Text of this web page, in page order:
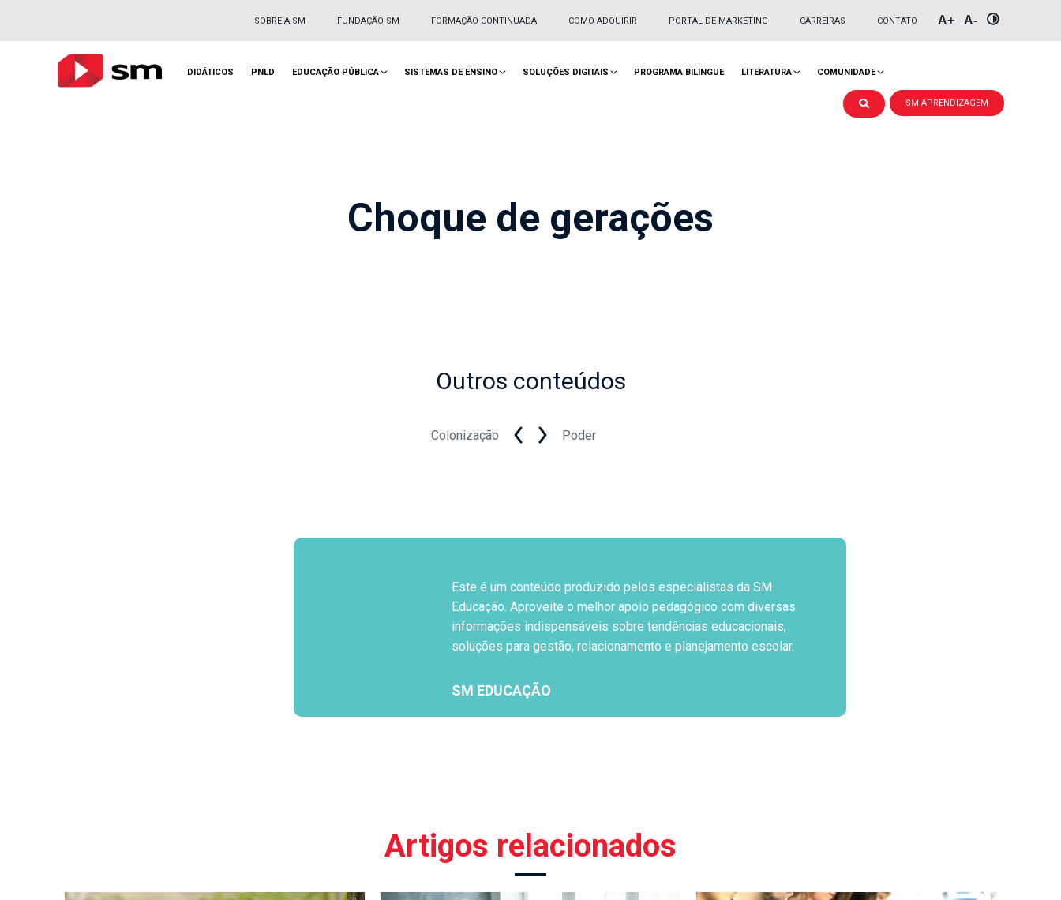
SOBRE A SM FUNDAÇÃO SM FORMAÇÃO CONTINUADA COMO ADQUIRIR PORTAL DE MARKETING CARREIRAS CONTATO A+ A-
DIDÁTICOS PNLD EDUCAÇÃO PÚBLICA SISTEMAS DE ENSINO SOLUÇÕES DIGITAIS PROGRAMA BILINGUE LITERATURA COMUNIDADE
SM APRENDIZAGEM
Choque de gerações
Outros conteúdos
Colonização Poder
Este é um conteúdo produzido pelos especialistas da SM
Educação. Aproveite o melhor apoio pedagógico com diversas
informações indispensáveis sobre tendências educacionais,
soluções para gestão, relacionamento e planejamento escolar.
SM EDUCAÇÃO
Artigos relacionados